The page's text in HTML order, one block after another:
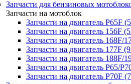
Запчасти для бензиновых
Запчасти на мотоблок
Запчасти на двигатель P65F
Запчасти на двигатель 156F
Запчасти на двигатель 168F/
Запчасти на двигатель 177F
Запчасти на двигатель 188F/
Запчасти на двигатель P65/
Запчасти на двигатель P70F